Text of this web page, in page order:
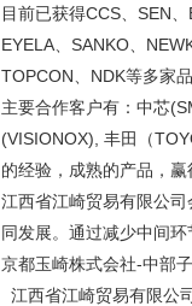
目前已获得CCS、SEN
EYELA、SANKO、
TOPCON、NDK等多家
主要合作客户有：中芯
(VISIONOX), 丰田（
的经验，成熟的产品，
江西省江崎贸易有限公
同发展。通过减少中间
京都玉崎株式会社-中部
江西省江崎贸易有限公